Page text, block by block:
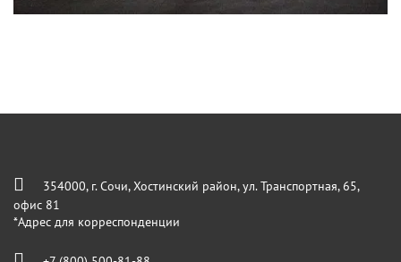
354000, г. Сочи, Хостинский район, ул. Транспортная, 65,
офис 81
*Адрес для корреспонденции